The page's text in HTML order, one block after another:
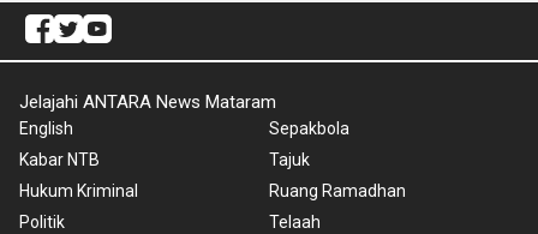
Jelajahi ANTARA News Mataram
English
Kabar NTB
Hukum Kriminal
Politik
Sepakbola
Tajuk
Ruang Ramadhan
Telaah